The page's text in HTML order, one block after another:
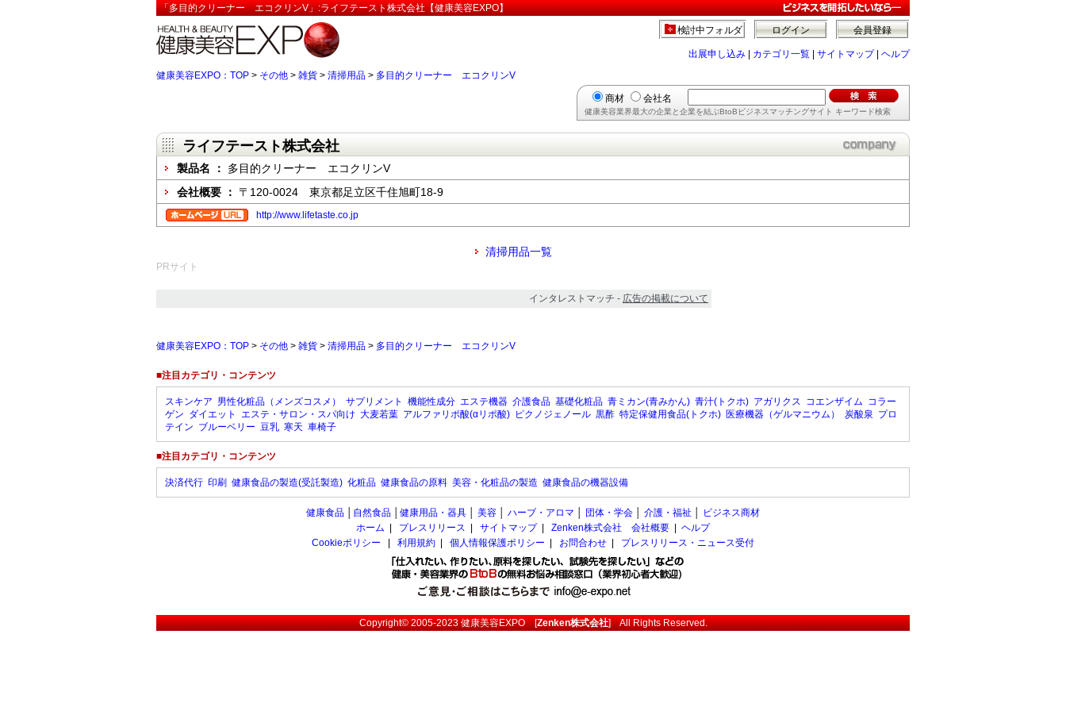
「多目的クリーナー エコクリンV」:ライフテースト株式会社【健康美容EXPO】
会員登録
ログイン
検討中フォルダ
出展申し込み カテゴリ一覧 サイトマップ| ヘルプ
健康美容EXPO：TOP > その他 > 雑貨 > 清掃用品 > 多目的クリーナー エコクリンV
商材 会社名
健康美容業界最大の企業と企業を結ぶBtoBビジネスマッチングサイト キーワード検索
ライフテースト株式会社
製品名 ： 多目的クリーナー エコクリンV
会社概要 ： 〒120-0024 東京都足立区千住旭町18-9
http://www.lifetaste.co.jp
清掃用品一覧
PRサイト
インタレストマッチ - 広告の掲載について
健康美容EXPO：TOP > その他 > 雑貨 > 清掃用品 > 多目的クリーナー エコクリンV
■注目カテゴリ・コンテンツ
スキンケア 男性化粧品（メンズコスメ） サプリメント 機能性成分 エステ機器 介護食品 基礎化粧品 青ミカン(青みかん) 青汁(トクホ) アガリクス コエンザイム コラー
ゲン ダイエット エステ・サロン・スパ向け 大麦若葉 アルファリポ酸(αリポ酸) ピクノジェノール 黒酢 特定保健用食品(トクホ) 医療機器（ゲルマニウム） 炭酸泉 プロ
テイン ブルーベリー 豆乳 寒天 車椅子
■注目カテゴリ・コンテンツ
決済代行 印刷 健康食品の製造(受託製造) 化粧品 健康食品の原料 美容・化粧品の製造 健康食品の機器設備
健康食品 自然食品 健康用品・器具 美容 ハーブ・アロマ 団体・学会 介護・福祉
ビジネス商材
ホーム
プレスリリース サイトマップ| Zenken株式会社 会社概要
ヘルプ
Cookieポリシー
利用規約 個人情報保護ポリシー お問合わせ プレスリリース・ニュース受付
Copyright© 2005-2023健康美容EXPO[Zenken株式会社] All Rights Reserved.